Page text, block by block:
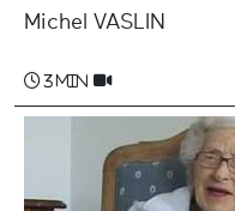
Michel VASLIN
3 min